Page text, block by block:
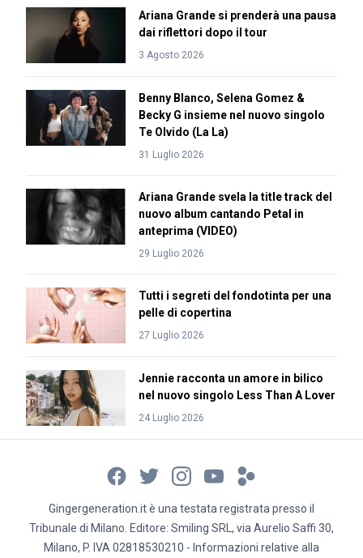
Ariana Grande si prenderà una pausa
dai riflettori dopo il tour
3 Agosto 2026
Benny Blanco, Selena Gomez &
Becky G insieme nel nuovo singolo
Te Olvido (La La)
31 Luglio 2026
Ariana Grande svela la title track del
nuovo album cantando Petal in
anteprima (VIDEO)
29 Luglio 2026
Tutti i segreti del fondotinta per una
pelle di copertina
27 Luglio 2026
Jennie racconta un amore in bilico
nel nuovo singolo Less Than A Lover
24 Luglio 2026
Gingergeneration.it è una testata registrata presso il
Tribunale di Milano. Editore: Smiling SRL, via Aurelio Saffi 30,
Milano, P. IVA 02818530210 - Informazioni relative alla